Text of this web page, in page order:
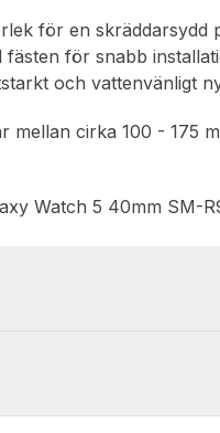
för en skräddarsydd
fästen för snabb
och vattenvänligt
mellan cirka 100 - 175
Watch 5 40mm SM-